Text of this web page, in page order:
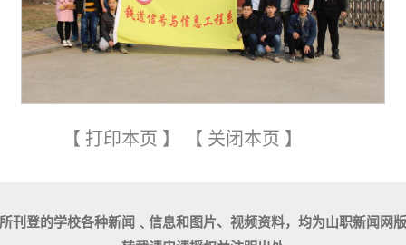
【 打印本页 】 【 关闭本页 】
刊登的学校各种新闻﹑信息和图片、视频资料，均为山职新闻网